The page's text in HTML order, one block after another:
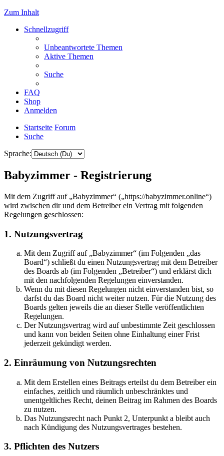
Zum Inhalt
Schnellzugriff
Unbeantwortete Themen
Aktive Themen
Suche
FAQ
Shop
Anmelden
Startseite Forum
Suche
Sprache:
Babyzimmer - Registrierung
Mit dem Zugriff auf „Babyzimmer“ („https://babyzimmer.online“)
wird zwischen dir und dem Betreiber ein Vertrag mit folgenden
Regelungen geschlossen:
1. Nutzungsvertrag
Mit dem Zugriff auf „Babyzimmer“ (im Folgenden „das
Board“) schließt du einen Nutzungsvertrag mit dem Betreiber
des Boards ab (im Folgenden „Betreiber“) und erklärst dich
mit den nachfolgenden Regelungen einverstanden.
Wenn du mit diesen Regelungen nicht einverstanden bist, so
darfst du das Board nicht weiter nutzen. Für die Nutzung des
Boards gelten jeweils die an dieser Stelle veröffentlichten
Regelungen.
Der Nutzungsvertrag wird auf unbestimmte Zeit geschlossen
und kann von beiden Seiten ohne Einhaltung einer Frist
jederzeit gekündigt werden.
2. Einräumung von Nutzungsrechten
Mit dem Erstellen eines Beitrags erteilst du dem Betreiber ein
einfaches, zeitlich und räumlich unbeschränktes und
unentgeltliches Recht, deinen Beitrag im Rahmen des Boards
zu nutzen.
Das Nutzungsrecht nach Punkt 2, Unterpunkt a bleibt auch
nach Kündigung des Nutzungsvertrages bestehen.
3. Pflichten des Nutzers